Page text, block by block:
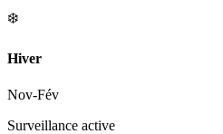
❄️
Hiver
Nov-Fév
Surveillance active